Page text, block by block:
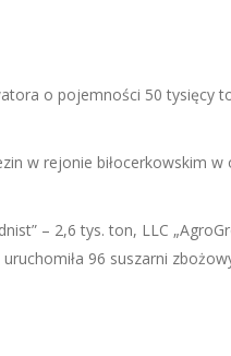
o pojemności 50 tysięcy
w rejonie biłocerkowskim w
– 2,6 tys. ton, LLC
96 suszarni